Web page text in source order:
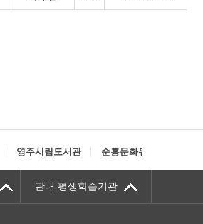
영주시립도서관 순흥문화유적권
관내 평생학습기관